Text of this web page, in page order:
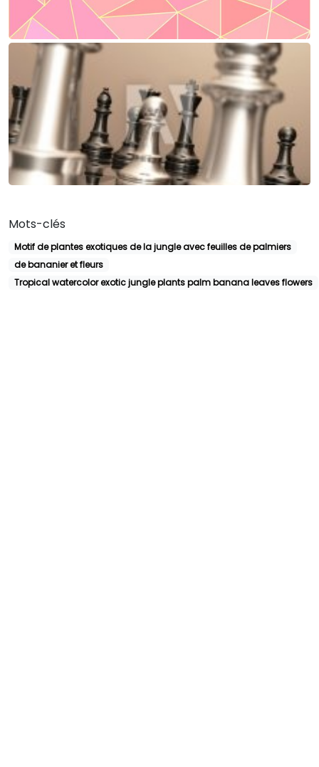
Mots-clés
Motif de plantes exotiques de la jungle avec feuilles de palmiers
de bananier et fleurs
Tropical watercolor exotic jungle plants palm banana leaves flowers